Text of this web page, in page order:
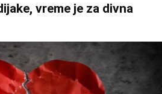
vreme je za divna